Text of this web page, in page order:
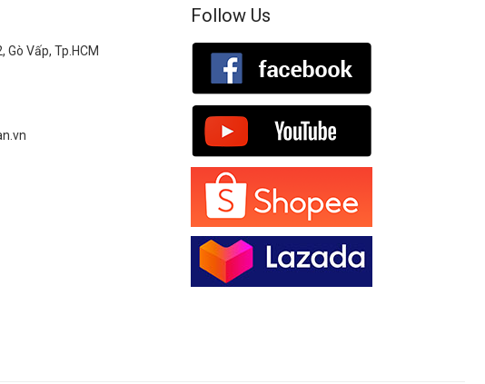
Gò Vấp, Tp.HCM
Follow Us